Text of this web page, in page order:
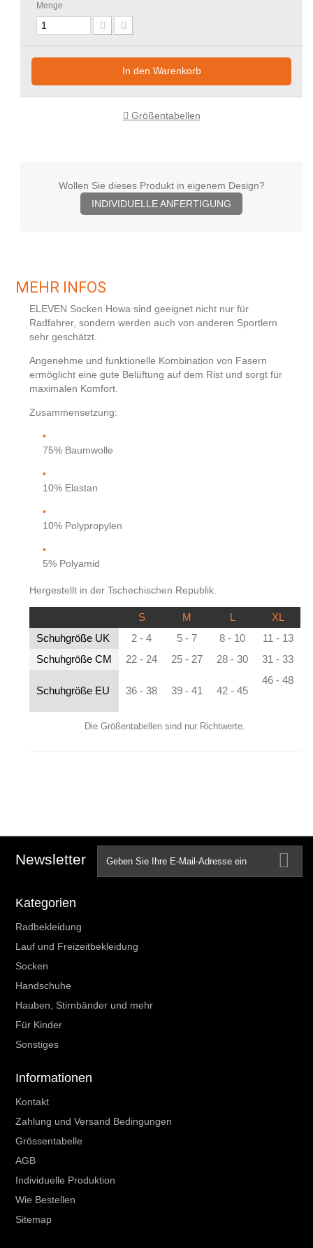
Menge
In den Warenkorb
Größentabellen
Wollen Sie dieses Produkt in eigenem Design?
INDIVIDUELLE ANFERTIGUNG
MEHR INFOS
ELEVEN Socken Howa sind geeignet nicht nur für
Radfahrer, sondern werden auch von anderen Sportlern
sehr geschätzt.
Angenehme und funktionelle Kombination von Fasern
ermöglicht eine gute Belüftung auf dem Rist und sorgt für
maximalen Komfort.
Zusammensetzung:
75% Baumwolle
10% Elastan
10% Polypropylen
5% Polyamid
Hergestellt in der Tschechischen Republik.
S M L XL
Die Größentabellen sind nur Richtwerte.
Schuhgröße UK 2 - 4 5 - 7 8 - 10
11 - 13
Schuhgröße CM
22 - 24 25 - 27 28 - 30 31 - 33
Schuhgröße EU 36 - 38 39 - 41 42 - 45
46 - 48
Newsletter
Kategorien
Radbekleidung
Lauf und Freizeitbekleidung
Socken
Handschuhe
Hauben, Stirnbänder und mehr
Für Kinder
Sonstiges
Informationen
Kontakt
Zahlung und Versand Bedingungen
Grössentabelle
AGB
Individuelle Produktion
Wie Bestellen
Sitemap